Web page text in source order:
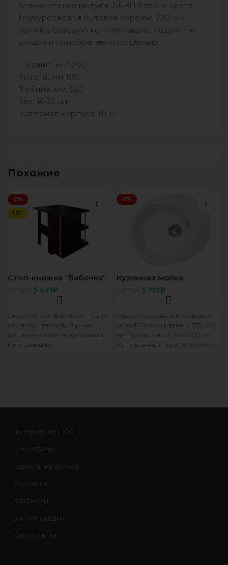
Задняя стенка модуля-ЛДВП белого цвета
Двухуровневая бытовая корзина 200 мм
(хром) в базовую комплектацию модуля не
входит и приобретается отдельно
Ширина, мм: 200
Высота, мм: 815
Глубина, мм: 520
Вес: 16.38 шт
Материал корпуса: ЛДСП
Похожие
-5%
ТОП
Стол-книжка “Бабочка”
5 471₽
Стол-книжка «Бабочка» – одно
из наиболее популярных
решений среди покупателей.
Компактный и
-5%
Кухонная мойка
GranAlliance G-33,
молочный + сифон
5 110₽
Односекционная реверсная
мойка Общий размер: 575х470
мм Размер чаши: 390х200 мм
Установочный проем: 550х445
Гипермаркет Уют
О компании
Адреса магазинов
Контакты
Вакансии
Вы поставщик ?
Карта сайта